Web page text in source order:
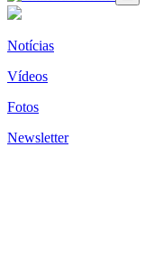
Notícias
Vídeos
Fotos
Newsletter